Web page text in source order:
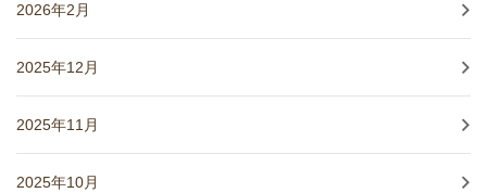
2026年2月
2025年12月
2025年11月
2025年10月